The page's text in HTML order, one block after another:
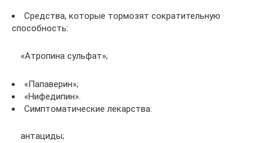
Средства, которые тормозят сократительную
способность:
«Атропина сульфат»;
«Папаверин»;
«Нифедипин».
Симптоматические лекарства:
антациды;